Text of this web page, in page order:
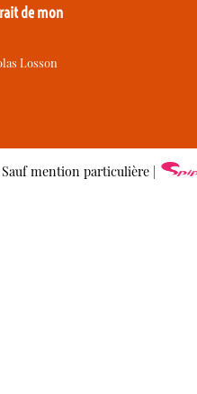
de mon
Losson
mention particulière |